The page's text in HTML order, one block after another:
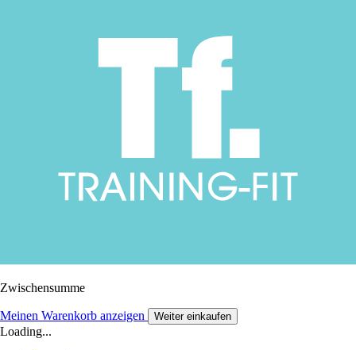
Zwischensumme
Meinen Warenkorb anzeigen Weiter einkaufen
Loading...